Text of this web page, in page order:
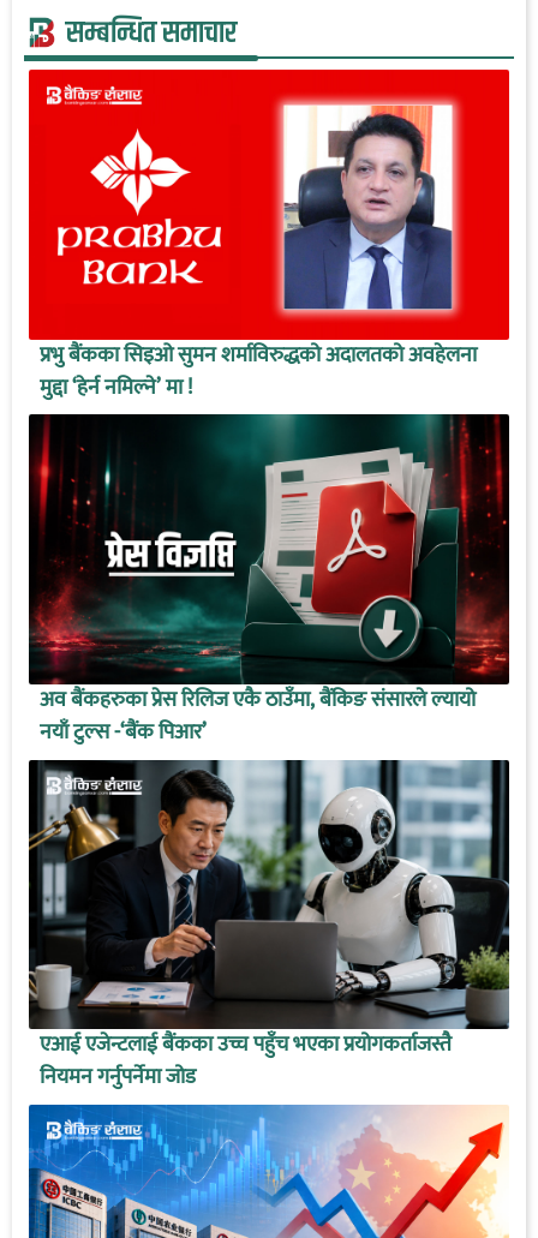
सम्बन्धित समाचार
प्रभु बैंकका सिइओ सुमन शर्माविरुद्धको अदालतको अवहेलना
मुद्दा ‘हेर्न नमिल्ने’ मा !
अव बैंकहरुका प्रेस रिलिज एकै ठाउँमा, बैंकिङ संसारले ल्यायो
नयाँ टुल्स -‘बैंक पिआर’
एआई एजेन्टलाई बैंकका उच्च पहुँच भएका प्रयोगकर्ताजस्तै
नियमन गर्नुपर्नेमा जोड